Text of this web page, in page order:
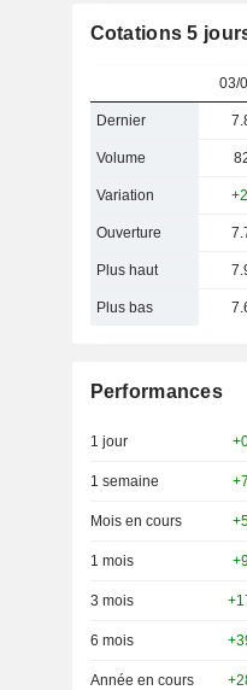
Cotations 5
03/
Dernier
Volume
Variation
Ouverture
Plus haut
Plus bas
Performances
1 jour
1 semaine
Mois en cours
1 mois
3 mois
6 mois
Année en cours